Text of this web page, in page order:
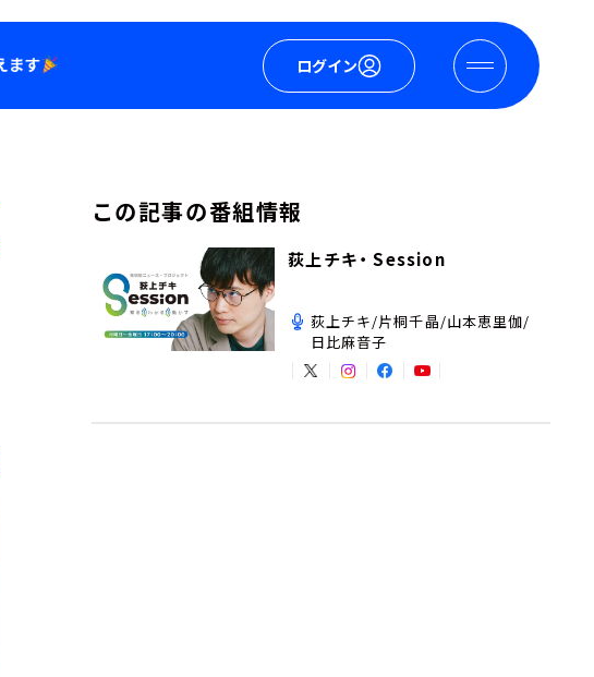
ログイン
この記事の番組情報
荻上チキ・ Session
荻上チキ/片桐千晶/山本恵里伽/
日比麻音子